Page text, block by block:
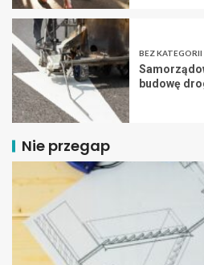
BEZ KATEGORII
budowę
Nie przegap